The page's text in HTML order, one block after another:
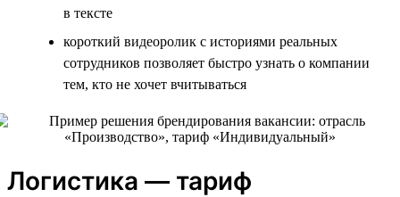
в тексте
короткий видеоролик с историями реальных
сотрудников позволяет быстро узнать о компании
тем, кто не хочет вчитываться
Логистика — тариф